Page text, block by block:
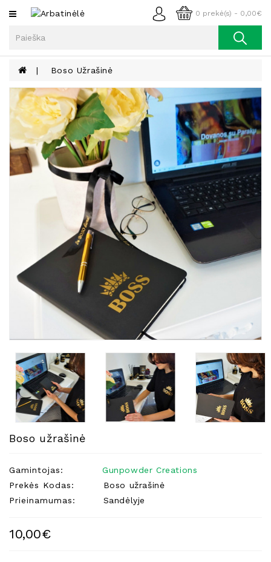
0 prekė(s) - 0,00€
Kategorijos
Kava
Prieskoniai
Aliejus
Lieknėjimui,
Sveikatai
Ir
Grožiui
Gurmanams
Natūralios
Žvakės
Aliejai
Kosmetika
Higienos
Priemonės
Kūdikiams
Reikalai
Indai
Boso Užrašinė
Boso užrašinė
Gamintojas:
Gunpowder Creations
Prekės Kodas:
Boso užrašinė
Prieinamumas:
Sandėlyje
10,00€